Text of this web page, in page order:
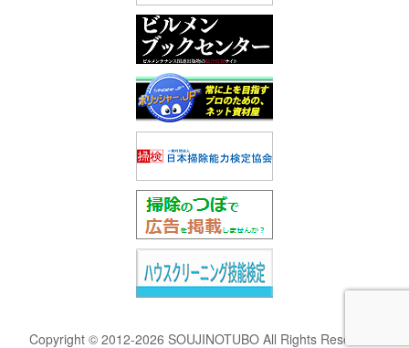
Copyright © 2012-2026 SOUJINOTUBO All Rights Reserved.